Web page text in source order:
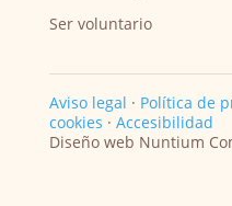
Ser voluntario
Aviso legal · Política de
cookies · Accesibilidad
Diseño web Nuntium